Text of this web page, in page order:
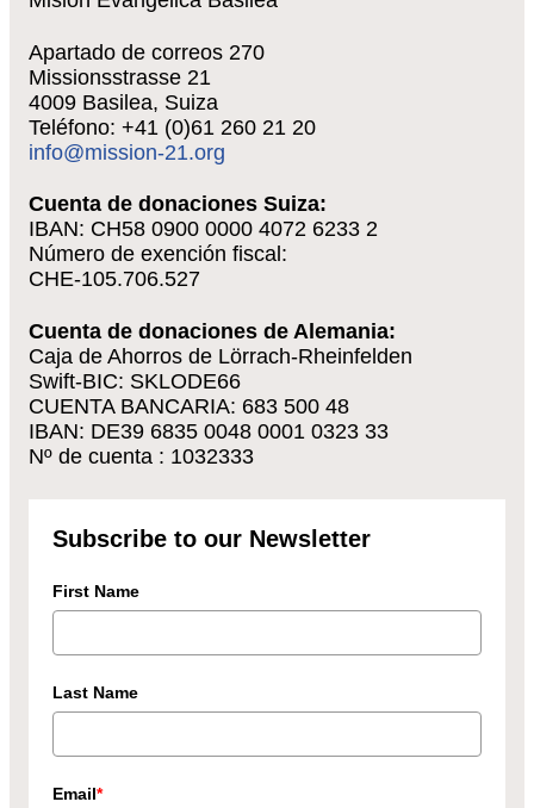
Apartado de correos 270
Missionsstrasse 21
4009 Basilea, Suiza
Teléfono: +41 (0)61 260 21 20
info@mission-21.org
Cuenta de donaciones Suiza:
IBAN: CH58 0900 0000 4072 6233 2
Número de exención fiscal:
CHE-105.706.527
Cuenta de donaciones de Alemania:
Caja de Ahorros de Lörrach-Rheinfelden
Swift-BIC: SKLODE66
CUENTA BANCARIA: 683 500 48
IBAN: DE39 6835 0048 0001 0323 33
Nº de cuenta : 1032333
Subscribe to our Newsletter
First Name
Last Name
Email*